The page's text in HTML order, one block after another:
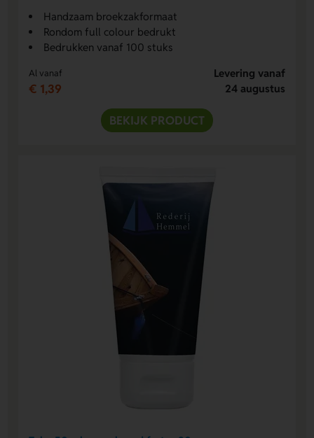
Handzaam broekzakformaat
Rondom full colour bedrukt
Bedrukken vanaf 100 stuks
Al vanaf
€ 1,39
Levering vanaf
24 augustus
BEKIJK PRODUCT